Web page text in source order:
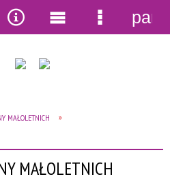
MAŁOLETNICH
MAŁOLETNICH
Narzędzia
Menu
główne
Menu